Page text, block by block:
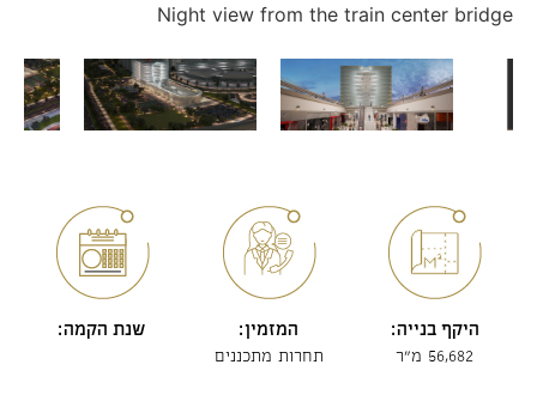
היקף בנייה:
56,682 מ"ר
המזמין:
תחרות מתכננים
שנת הקמה:
Night view from the train center bridge